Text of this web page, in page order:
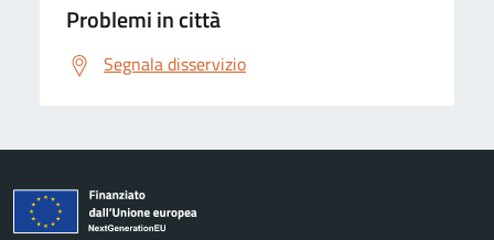
Problemi in città
Segnala disservizio